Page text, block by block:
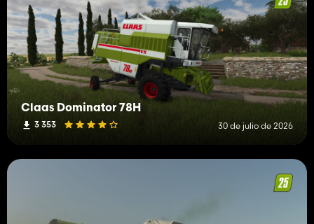
Claas Dominator 78H
3 353 30 de julio de 2026